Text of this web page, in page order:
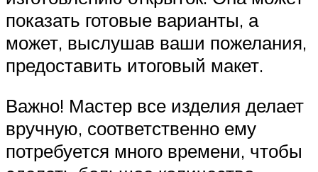
показать готовые варианты, а
может, выслушав ваши пожелания,
предоставить итоговый макет.
Важно! Мастер все изделия делает
вручную, соответственно ему
потребуется много времени, чтобы